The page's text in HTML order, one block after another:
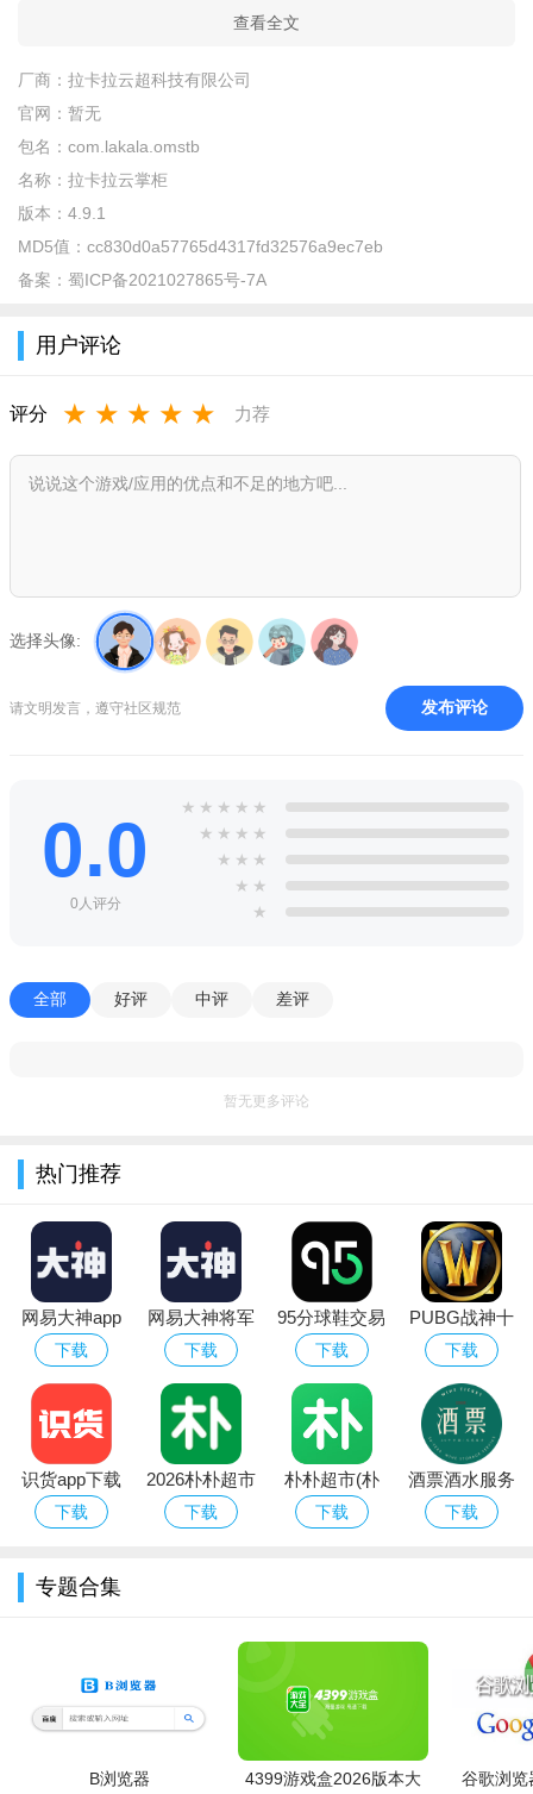
2、用户可以根据自己的喜爱方式在分类中进行挑选，不管是
3、为了能够快速的查看自己购买的商品，用户可以在我的订
单中进行查询。
查看全文
厂商： 拉卡拉云超科技有限公司
官网： 暂无
包名： com.lakala.omstb
名称： 拉卡拉云掌柜
版本： 4.9.1
MD5值： cc830d0a57765d4317fd32576a9ec7eb
备案： 蜀ICP备2021027865号-7A
用户评论
评分 ★ ★ ★ ★ ★ 力荐
选择头像:
请文明发言，遵守社区规范 发布评论
0.0
0人评分
★ ★ ★ ★ ★
★ ★ ★ ★
★ ★ ★
★ ★
★
全部 好评 中评 差评
暂无更多评论
热门推荐
网易大神app
华为版下载官
方最新版
下载
网易大神将军
令下载安装官
方2026最新版
下载
95分球鞋交易
app平台下载
下载
PUBG战神十
字架下载安卓
免费版
下载
识货app下载
官方正版最新
下载
2026朴朴超市
app最新版本
下载
朴朴超市(朴
朴买菜)app安
下载
酒票酒水服务
app
下载
专题合集
B浏览器
4399游戏盒2026版本大
谷歌浏览